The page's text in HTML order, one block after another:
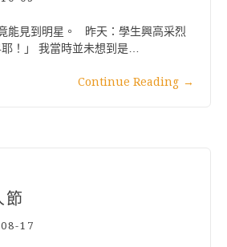
能見到明星。 昨天：學生興高采烈
！」 我當時並未想到是…
Continue Reading →
節
17